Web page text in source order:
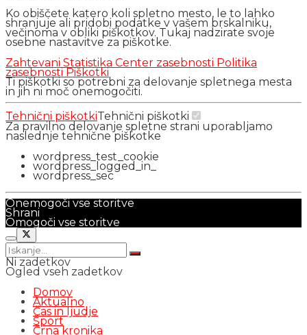
Ko obiščete katero koli spletno mesto, le to lahko
shranjuje ali pridobi podatke v vašem brskalniku,
večinoma v obliki piškotkov. Tukaj nadzirate svoje
osebne nastavitve za piškotke.
Zahtevani Statistika Center zasebnosti Politika
zasebnostiPiškotki
Ti piškotki so potrebni za delovanje spletnega mesta
in jih ni moč onemogočiti.
Tehnični piškotkiTehnični piškotki
Za pravilno delovanje spletne strani uporabljamo
naslednje tehnične piškotke
wordpress_test_cookie
wordpress_logged_in_
wordpress_sec
Onemogoči vse storitve
Shrani
Omogoči vse storitve
Ni zadetkov
Ogled vseh zadetkov
Domov
Aktualno
Čas in ljudje
Šport
Črna kronika